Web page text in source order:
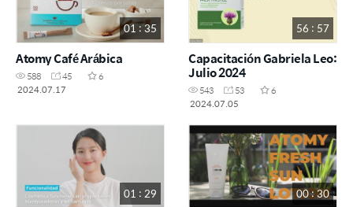
01 : 35
Atomy Café Arábica
588 45
6
2024.07.17
56 : 57
Capacitación Gabriela Leo:
Julio 2024
543 53
6
2024.07.05
01 : 29 00 : 30